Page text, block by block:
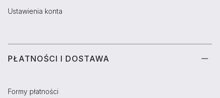
Ustawienia konta
PŁATNOŚCI I DOSTAWA
Formy płatności